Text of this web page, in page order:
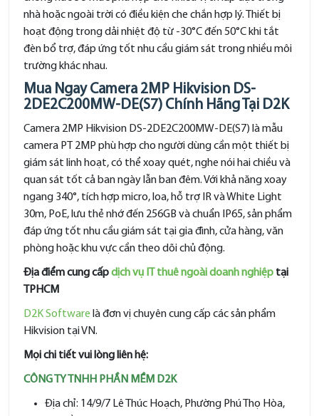
nhà hoặc ngoài trời có điều kiện che chắn hợp lý. Thiết bị
hoạt động trong dải nhiệt độ từ -30°C đến 50°C khi tắt
đèn bổ trợ, đáp ứng tốt nhu cầu giám sát trong nhiều môi
trường khác nhau.
Mua Ngay Camera 2MP Hikvision DS-
2DE2C200MW-DE(S7) Chính Hãng Tại D2K
Camera 2MP Hikvision DS-2DE2C200MW-DE(S7) là mẫu
camera PT 2MP phù hợp cho người dùng cần một thiết bị
giám sát linh hoạt, có thể xoay quét, nghe nói hai chiều và
quan sát tốt cả ban ngày lẫn ban đêm. Với khả năng xoay
ngang 340°, tích hợp micro, loa, hỗ trợ IR và White Light
30m, PoE, lưu thẻ nhớ đến 256GB và chuẩn IP65, sản phẩm
đáp ứng tốt nhu cầu giám sát tại gia đình, cửa hàng, văn
phòng hoặc khu vực cần theo dõi chủ động.
Địa điểm cung cấpdịch vụ IT thuê ngoài doanh nghiệp tại
TPHCM
D2K Software là đơn vị chuyên cung cấp các sản phẩm
Hikvision tại VN.
Mọi chi tiết vui lòng liên hệ:
CÔNG TY TNHH PHẦN MỀM D2K
Địa chỉ: 14/9/7 Lê Thúc Hoạch, Phường Phú Thọ Hòa,